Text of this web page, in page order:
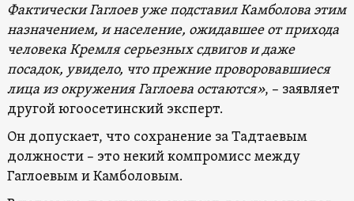
Фактически Гаглоев уже подставил Камболова этим
назначением, и население, ожидавшее от прихода
человека Кремля серьезных сдвигов и даже
посадок, увидело, что прежние проворовавшиеся
лица из окружения Гаглоева остаются», – заявляет
другой югоосетинский эксперт.
Он допускает, что сохранение за Тадтаевым
должности – это некий компромисс между
Гаглоевым и Камболовым.